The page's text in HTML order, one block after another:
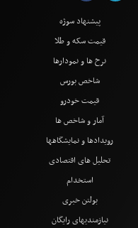
پیشنهاد سوژه
قیمت سکه و طلا
نرخ ها و نمودارها
شاخص بورس
قیمت خودرو
آمار و شاخص ها
رویدادها و نمایشگاهها
تحلیل های اقتصادی
استخدام
بولتن خبری
نیازمندیهای رایگان